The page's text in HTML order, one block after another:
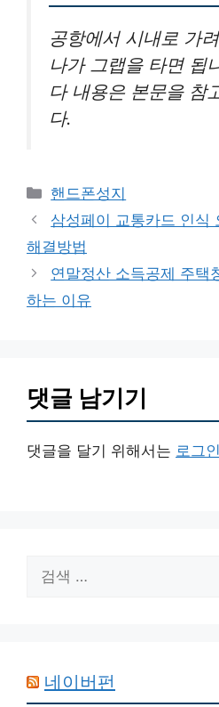
공항에서 시내로 가
나가 그랩을 타면 됩
다 내용은 본문을 참
다.
카
테
고
리
핸드폰성지
삼성페이 교통카드 인식
해결방법
연말정산 소득공제 주택
하는 이유
댓글 남기기
댓글을 달기 위해서는 로그인
색:
네이버펀